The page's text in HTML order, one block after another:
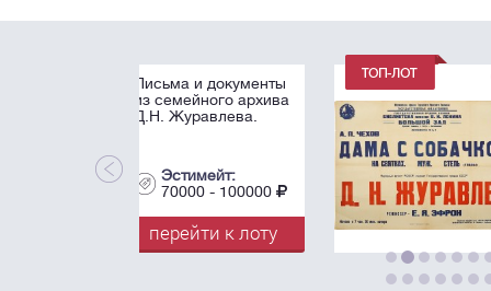
Театральные
выступлений Д.Н.
Журавлева
Эстимейт:
40000 - 60000
перейти к